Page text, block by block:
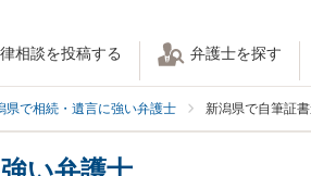
相談を投稿する 弁護士を探す
県で相続・遺言に強い弁護士 新潟県で自筆証
い弁護士